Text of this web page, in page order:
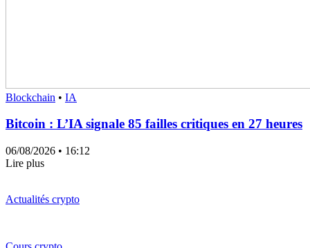
Blockchain • IA
Bitcoin : L’IA signale 85 failles critiques en 27 heures
06/08/2026 • 16:12
Lire plus
Actualités crypto